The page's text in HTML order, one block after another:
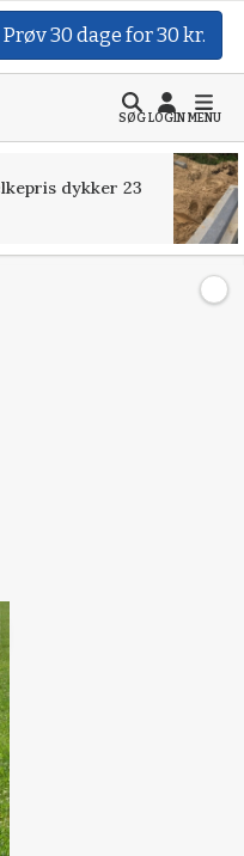
Prøv 30 dage for 30 kr.
SØGLOGINMENU
dykker 23